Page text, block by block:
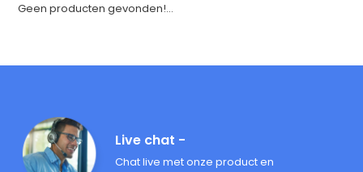
Geen producten gevonden!...
Live chat -
Chat live met onze product en